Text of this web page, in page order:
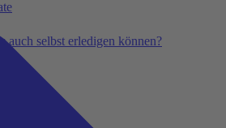
auch selbst erledigen können?